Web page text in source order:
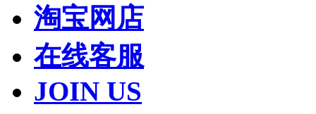
淘宝网店
在线客服
JOIN US